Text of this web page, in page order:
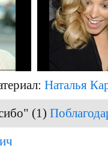
Наталья
(1)